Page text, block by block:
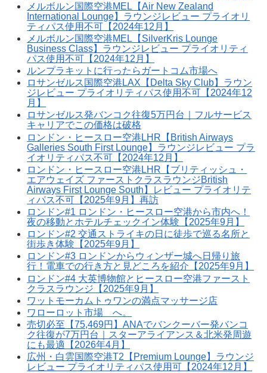
メルボルン国際空港MEL【Air New Zealand
International Lounge】ラウンジレビュー プライオリ
ティパス使用不可【2024年12月】
メルボルン国際空港MEL【SilverKris Lounge
Business Class】ラウンジレビュー プライオリティ
パス使用不可【2024年12月】
ルンプラキットに行ったらガートコム市場へ
ロサンゼルス国際空港LAX【Delta Sky Club】ラウン
ジレビュー プライオリティパス使用不可【2024年12
月】
ロサンゼルス発バンコク往復5万円台｜フルサービス
キャリアでこの価格は破格
ロンドン・ヒースロー空港LHR【British Airways
Galleries South First Lounge】ラウンジレビュー プラ
イオリティパス不可【2024年12月】
ロンドン・ヒースロー空港LHR【ブリティッシュ・
エアウェイズ ファーストクラスラウンジBritish
Airways First Lounge South】レビュー プライオリテ
ィパス不可【2025年9月】再訪
ロンドン#1 ロンドン・ヒースロー空港から市内へ！
夜の移動とホテルチェックイン体験【2025年9月】
ロンドン#2 交通ストライキの日に徒歩で巡る名所と
街歩き体験【2025年9月】
ロンドン#3 ロンドンからウィンザー城へ日帰り旅
行！電車での行き方と見どころを紹介【2025年9月】
ロンドン#4 大英博物館とヒースロー空港ファースト
クラスラウンジ【2025年9月】
ワットモーカムトゥワンの満点マッサージ店
ワローロット市場 へ。
売切必至【75,469円】ANAでバンクーバー発バンコ
ク往復が7万円台｜スターアライアンス＆北米発周遊
にも最適【2026年4月】
広州・白雲国際空港T2【Premium Lounge】ラウンジ
レビュー プライオリティパス使用可【2024年12月】